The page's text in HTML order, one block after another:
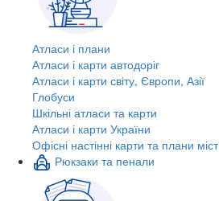
Атласи і плани
Атласи і карти автодоріг
Атласи і карти світу, Європи, Азії
Глобуси
Шкільні атласи та карти
Атласи і карти України
Офісні настінні карти та плани міст
Рюкзаки та пенали